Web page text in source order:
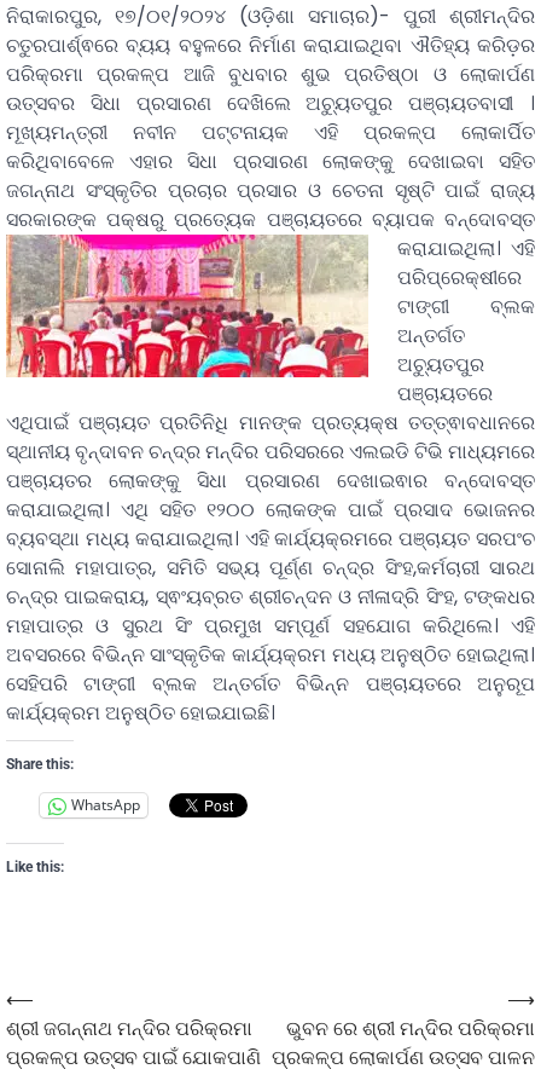
ନିରାକାରପୁର, ୧୭/୦୧/୨୦୨୪ (ଓଡ଼ିଶା ସମାଚାର)- ପୁରୀ ଶ୍ରୀମନ୍ଦିର
ଚତୁରପାର୍ଶ୍ଵରେ ବ୍ୟୟ ବହୁଳରେ ନିର୍ମାଣ କରାଯାଇଥିବା ଐତିହ୍ୟ କରିଡ଼ର
ପରିକ୍ରମା ପ୍ରକଳ୍ପ ଆଜି ବୁଧବାର ଶୁଭ ପ୍ରତିଷ୍ଠା ଓ ଲୋକାର୍ପଣ
ଉତ୍ସବର ସିଧା ପ୍ରସାରଣ ଦେଖିଲେ ଅଚ୍ୟୁତପୁର ପଞ୍ଚାୟତବାସୀ ।
ମୂଖ୍ୟମନ୍ତ୍ରୀ ନବୀନ ପଟ୍ଟନାୟକ ଏହି ପ୍ରକଳ୍ପ ଲୋକାର୍ପିତ
କରିଥିବାବେଳେ ଏହାର ସିଧା ପ୍ରସାରଣ ଲୋକଙ୍କୁ ଦେଖାଇବା ସହିତ
ଜଗନ୍ନାଥ ସଂସ୍କୃତିର ପ୍ରଚାର ପ୍ରସାର ଓ ଚେତନା ସୃଷ୍ଟି ପାଇଁ ରାଜ୍ୟ
ସରକାରଙ୍କ ପକ୍ଷରୁ ପ୍ରତ୍ୟେକ ପଞ୍ଚାୟତରେବ୍ୟାପକ ବନ୍ଦୋବସ୍ତ
କରାଯାଇଥିଲା। ଏହି
ପରିପ୍ରେକ୍ଷୀରେ
ଟାଙ୍ଗୀ ବ୍ଲକ
ଅନ୍ତର୍ଗତ
ଅଚ୍ୟୁତପୁର
ପଞ୍ଚାୟତରେ
ଏଥିପାଇଁ ପଞ୍ଚାୟତ ପ୍ରତିନିଧି ମାନଙ୍କ ପ୍ରତ୍ୟକ୍ଷ ତତ୍ତ୍ଵାବଧାନରେ
ସ୍ଥାନୀୟ ବୃନ୍ଦାବନ ଚନ୍ଦ୍ର ମନ୍ଦିର ପରିସରରେ ଏଲଇଡି ଟିଭି ମାଧ୍ୟମରେ
ପଞ୍ଚାୟତର ଲୋକଙ୍କୁ ସିଧା ପ୍ରସାରଣ ଦେଖାଇଵାର ବନ୍ଦୋବସ୍ତ
କରାଯାଇଥିଲା। ଏଥି ସହିତ ୧୨୦୦ ଲୋକଙ୍କ ପାଇଁ ପ୍ରସାଦ ଭୋଜନର
ବ୍ୟବସ୍ଥା ମଧ୍ୟ କରାଯାଇଥିଲା। ଏହି କାର୍ଯ୍ୟକ୍ରମରେ ପଞ୍ଚାୟତ ସରପଂଚ
ସୋନାଲି ମହାପାତ୍ର, ସମିତି ସଭ୍ୟ ପୂର୍ଣ୍ଣ ଚନ୍ଦ୍ର ସିଂହ,କର୍ମଚାରୀ ସାରଥ
ଚନ୍ଦ୍ର ପାଇକରାୟ, ସ୍ଵଂୟବ୍ରତ ଶ୍ରୀଚନ୍ଦନ ଓ ନୀଳାଦ୍ରି ସିଂହ, ଟଙ୍କଧର
ମହାପାତ୍ର ଓ ସୁରଥ ସିଂ ପ୍ରମୁଖ ସମ୍ପୂର୍ଣ ସହଯୋଗ କରିଥିଲେ। ଏହି
ଅବସରରେ ବିଭିନ୍ନ ସାଂସ୍କୃତିକ କାର୍ଯ୍ୟକ୍ରମ ମଧ୍ୟ ଅନୁଷ୍ଠିତ ହୋଇଥିଲା।
ସେହିପରି ଟାଙ୍ଗୀ ବ୍ଲକ ଅନ୍ତର୍ଗତ ବିଭିନ୍ନ ପଞ୍ଚାୟତରେ ଅନୁରୂପ
କାର୍ଯ୍ୟକ୍ରମ ଅନୁଷ୍ଠିତ ହୋଇଯାଇଛି।
Share this:
WhatsApp
Like this:
⟵
ଶ୍ରୀ ଜଗନ୍ନାଥ ମନ୍ଦିର ପରିକ୍ରମା
ପ୍ରକଳ୍ପ ଉତ୍ସବ ପାଇଁ ଯୋକପାଣି
ଭୁବନ ରେ ଶ୍ରୀ ମନ୍ଦିର ପରିକ୍ରମା
ପ୍ରକଳ୍ପ ଲୋକାର୍ପଣ ଉତ୍ସବ ପାଳନ
⟶